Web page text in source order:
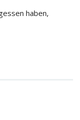
haben,